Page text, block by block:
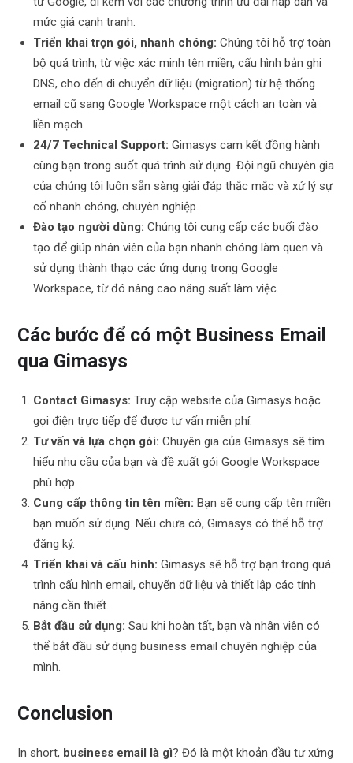
mức giá cạnh tranh.
Triển khai trọn gói, nhanh chóng: Chúng tôi hỗ trợ toàn
bộ quá trình, từ việc xác minh tên miền, cấu hình bản ghi
DNS, cho đến di chuyển dữ liệu (migration) từ hệ thống
email cũ sang Google Workspace một cách an toàn và
liền mạch.
24/7 Technical Support: Gimasys cam kết đồng hành
cùng bạn trong suốt quá trình sử dụng. Đội ngũ chuyên gia
của chúng tôi luôn sẵn sàng giải đáp thắc mắc và xử lý sự
cố nhanh chóng, chuyên nghiệp.
Đào tạo người dùng: Chúng tôi cung cấp các buổi đào
tạo để giúp nhân viên của bạn nhanh chóng làm quen và
sử dụng thành thạo các ứng dụng trong Google
Workspace, từ đó nâng cao năng suất làm việc.
Các bước để có một Business Email
qua Gimasys
Contact Gimasys: Truy cập website của Gimasys hoặc
gọi điện trực tiếp để được tư vấn miễn phí.
Tư vấn và lựa chọn gói: Chuyên gia của Gimasys sẽ tìm
hiểu nhu cầu của bạn và đề xuất gói Google Workspace
phù hợp.
Cung cấp thông tin tên miền: Bạn sẽ cung cấp tên miền
bạn muốn sử dụng. Nếu chưa có, Gimasys có thể hỗ trợ
đăng ký.
Triển khai và cấu hình: Gimasys sẽ hỗ trợ bạn trong quá
trình cấu hình email, chuyển dữ liệu và thiết lập các tính
năng cần thiết.
Bắt đầu sử dụng: Sau khi hoàn tất, bạn và nhân viên có
thể bắt đầu sử dụng business email chuyên nghiệp của
mình.
Conclusion
In short, business email là gì? Đó là một khoản đầu tư xứng